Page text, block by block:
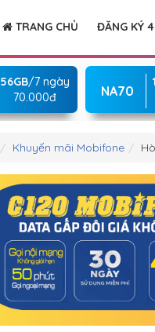
TRANG CHỦ ĐĂNG KÝ
56GB/7 ngày
70.000đ
NA70
Khuyến mãi Mobifone